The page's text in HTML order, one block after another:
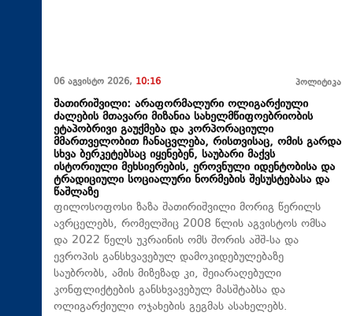
06 აგვისტო 2026, 10:16 პოლიტიკა
შათირიშვილი: არაფორმალური ოლიგარქიული
ძალების მთავარი მიზანია სახელმწიფოებრიობის
ეტაპობრივი გაუქმება და კორპორაციული
მმართველობით ჩანაცვლება, რისთვისაც, ომის გარდა
სხვა ბერკეტებსაც იყენებენ, საუბარი მაქვს
ისტორიული მეხსიერების, ეროვნული იდენტობისა და
ტრადიციული სოციალური ნორმების შესუსტებასა და
წაშლაზე
ფილოსოფოსი ზაზა შათირიშვილი მორიგ წერილს
ავრცელებს, რომელშიც 2008 წლის აგვისტოს ომსა
და 2022 წელს უკრაინის ომს შორის აშშ-სა და
ევროპის განსხვავებულ დამოკიდებულებაზე
საუბრობს, ამის მიზეზად კი, შეიარაღებული
კონფლიქტების განსხვავებულ მასშტაბსა და
ოლიგარქიული ოჯახების გეგმას ასახელებს.